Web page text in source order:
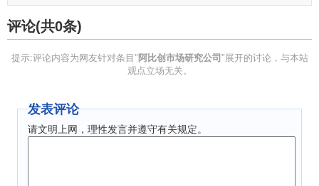
评论(共0条)
提示:评论内容为网友针对条目"阿比创市场研究公司"展开的讨论，与本站
观点立场无关。
发表评论
请文明上网，理性发言并遵守有关规定。